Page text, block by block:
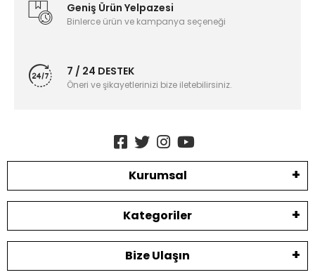
Geniş Ürün Yelpazesi
Binlerce ürün ve kampanya seçeneği
7 / 24 DESTEK
Öneri ve şikayetlerinizi bize iletebilirsiniz.
Kurumsal
Kategoriler
Bize Ulaşın